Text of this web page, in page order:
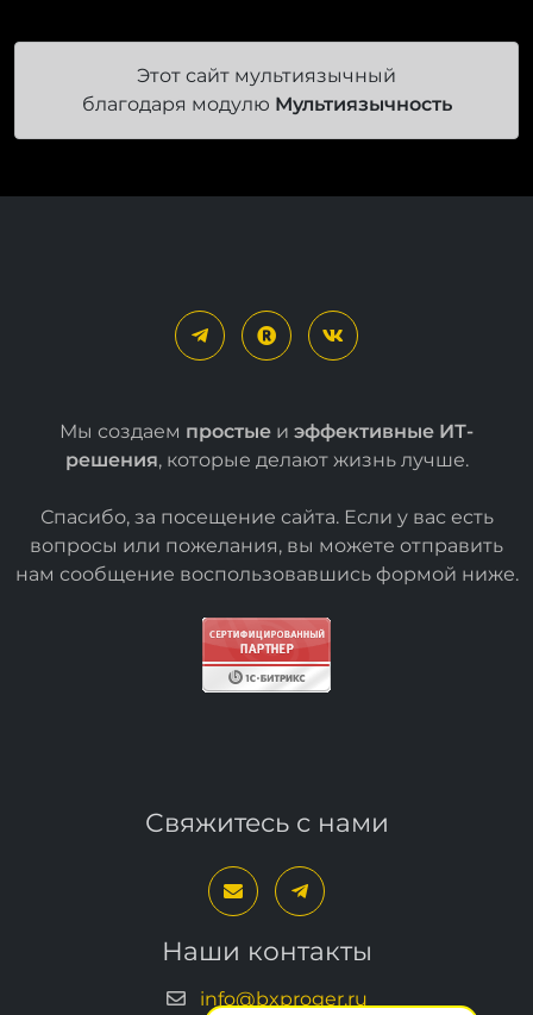
Этот сайт мультиязычный
благодаря модулю Мультиязычность
Мы создаем простые и эффективные ИТ-
решения, которые делают жизнь лучше.
Спасибо, за посещение сайта. Если у вас есть
вопросы или пожелания, вы можете отправить
нам сообщение воспользовавшись формой ниже.
Свяжитесь с нами
Наши контакты
info@bxproger.ru